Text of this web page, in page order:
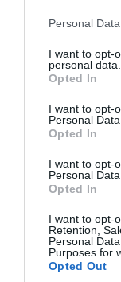
Please note that
not limited to your
grant or deny
use your data for
consent section.
Personal
I want to opt-
personal data.
Opted In
I want to opt-
Personal Data.
Opted In
I want to opt-
Personal
Opted In
I want to opt-
Retention,
Personal
Purposes for
Opted Out